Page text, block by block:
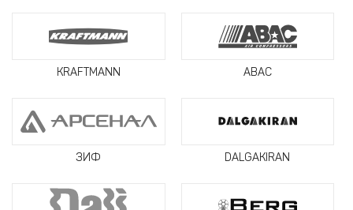
KRAFTMANN ABAC
ЗИФ DALGAKIRAN